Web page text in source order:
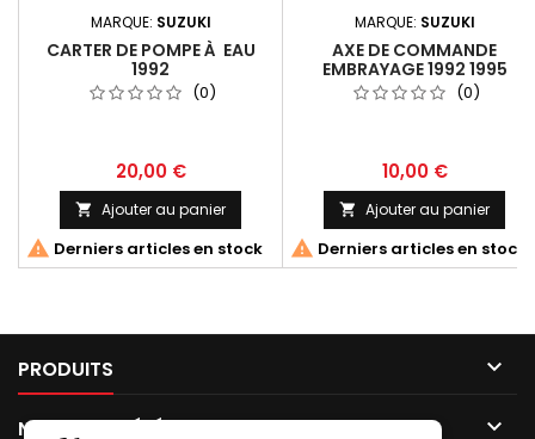
MARQUE: SUZUKI
CARTER DE POMPE À EAU
1992
(0)
20,00 €
 Ajouter au panier
 Derniers articles en stock
MARQUE: SUZUKI
AXE DE COMMANDE
EMBRAYAGE 1992 1995
(0)
10,00 €
 Ajouter au panier
 Derniers articles en stock
PRODUITS 
NOTRE SOCIÉTÉ 